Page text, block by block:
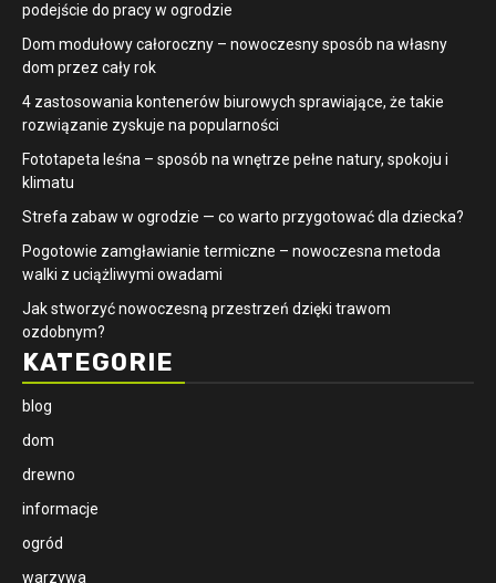
podejście do pracy w ogrodzie
Dom modułowy całoroczny – nowoczesny sposób na własny
dom przez cały rok
4 zastosowania kontenerów biurowych sprawiające, że takie
rozwiązanie zyskuje na popularności
​Fototapeta leśna – sposób na wnętrze pełne natury, spokoju i
klimatu
Strefa zabaw w ogrodzie — co warto przygotować dla dziecka?
Pogotowie zamgławianie termiczne – nowoczesna metoda
walki z uciążliwymi owadami
Jak stworzyć nowoczesną przestrzeń dzięki trawom
ozdobnym?
KATEGORIE
blog
dom
drewno
informacje
ogród
warzywa